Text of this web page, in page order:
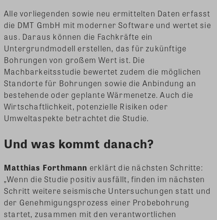
Alle vorliegenden sowie neu ermittelten Daten erfasst
die DMT GmbH mit moderner Software und wertet sie
aus. Daraus können die Fachkräfte ein
Untergrundmodell erstellen, das für zukünftige
Bohrungen von großem Wert ist. Die
Machbarkeitsstudie bewertet zudem die möglichen
Standorte für Bohrungen sowie die Anbindung an
bestehende oder geplante Wärmenetze. Auch die
Wirtschaftlichkeit, potenzielle Risiken oder
Umweltaspekte betrachtet die Studie.
Und was kommt danach?
Matthias Forthmann erklärt die nächsten Schritte:
„Wenn die Studie positiv ausfällt, finden im nächsten
Schritt weitere seismische Untersuchungen statt und
der Genehmigungsprozess einer Probebohrung
startet, zusammen mit den verantwortlichen